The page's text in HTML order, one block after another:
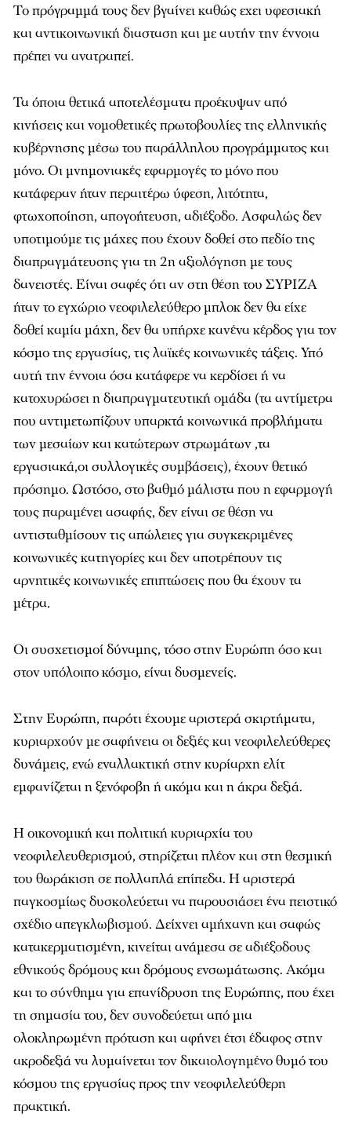
Το πρόγραμμά τους δεν βγαίνει καθώς εχει υφεσιακή
και αντικοινωνική διασταση και με αυτήν την έννοια
πρέπει να ανατραπεί.
Τα όποια θετικά αποτελέσματα προέκυψαν από
κινήσεις και νομοθετικές πρωτοβουλίες της ελληνικής
κυβέρνησης μέσω του παράλληλου προγράμματος και
μόνο. Οι μνημονιακές εφαρμογές το μόνο που
κατάφεραν ήταν περαιτέρω ύφεση, λιτότητα,
φτωχοποίηση, απογοήτευση, αδιέξοδο. Ασφαλώς δεν
υποτιμούμε τις μάχες που έχουν δοθεί στο πεδίο της
διαπραγμάτευσης για τη 2η αξιολόγηση με τους
δανειστές. Είναι σαφές ότι αν στη θέση του ΣΥΡΙΖΑ
ήταν το εγχώριο νεοφιλελεύθερο μπλοκ δεν θα είχε
δοθεί καμία μάχη, δεν θα υπήρχε κανένα κέρδος για τον
κόσμο της εργασίας, τις λαϊκές κοινωνικές τάξεις. Υπό
αυτή την έννοια όσα κατάφερε να κερδίσει ή να
κατοχυρώσει η διαπραγματευτική ομάδα (τα αντίμετρα
που αντιμετωπίζουν υπαρκτά κοινωνικά προβλήματα
των μεσαίων και κατώτερων στρωμάτων ,τα
εργασιακά,οι συλλογικές συμβάσεις), έχουν θετικό
πρόσημο. Ωστόσο, στο βαθμό μάλιστα που η εφαρμογή
τους παραμένει ασαφής, δεν είναι σε θέση να
αντισταθμίσουν τις απώλειες για συγκεκριμένες
κοινωνικές κατηγορίες και δεν αποτρέπουν τις
αρνητικές κοινωνικές επιπτώσεις που θα έχουν τα
μέτρα.
Οι συσχετισμοί δύναμης, τόσο στην Ευρώπη όσο και
στον υπόλοιπο κόσμο, είναι δυσμενείς.
Στην Ευρώπη, παρότι έχουμε αριστερά σκιρτήματα,
κυριαρχούν με σαφήνεια οι δεξιές και νεοφιλελεύθερες
δυνάμεις, ενώ εναλλακτική στην κυρίαρχη ελίτ
εμφανίζεται η ξενόφοβη ή ακόμα και η άκρα δεξιά.
Η οικονομική και πολιτική κυριαρχία του
νεοφιλελευθερισμού, στηρίζεται πλέον και στη θεσμική
του θωράκιση σε πολλαπλά επίπεδα. Η αριστερά
παγκοσμίως δυσκολεύεται να παρουσιάσει ένα πειστικό
σχέδιο απεγκλωβισμού. Δείχνει αμήχανη και σαφώς
κατακερματισμένη, κινείται ανάμεσα σε αδιέξοδους
εθνικούς δρόμους και δρόμους ενσωμάτωσης. Ακόμα
και το σύνθημα για επανίδρυση της Ευρώπης, που έχει
τη σημασία του, δεν συνοδεύεται από μια
ολοκληρωμένη πρόταση και αφήνει έτσι έδαφος στην
ακροδεξιά να λυμαίνεται τον δικαιολογημένο θυμό του
κόσμου της εργασίας προς την νεοφιλελεύθερη
πρακτική.